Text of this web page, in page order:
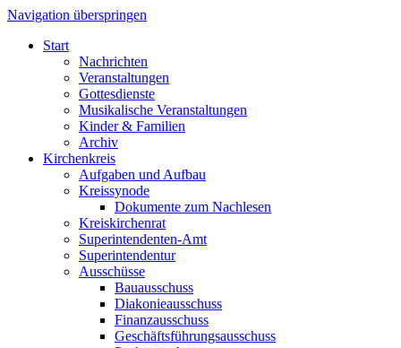
Navigation überspringen
Start
Nachrichten
Veranstaltungen
Gottesdienste
Musikalische Veranstaltungen
Kinder & Familien
Archiv
Kirchenkreis
Aufgaben und Aufbau
Kreissynode
Dokumente zum Nachlesen
Kreiskirchenrat
Superintendenten-Amt
Superintendentur
Ausschüsse
Bauausschuss
Diakonieausschuss
Finanzausschuss
Geschäftsführungsausschuss